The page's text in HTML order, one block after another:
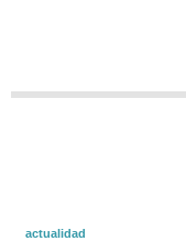
actualidad